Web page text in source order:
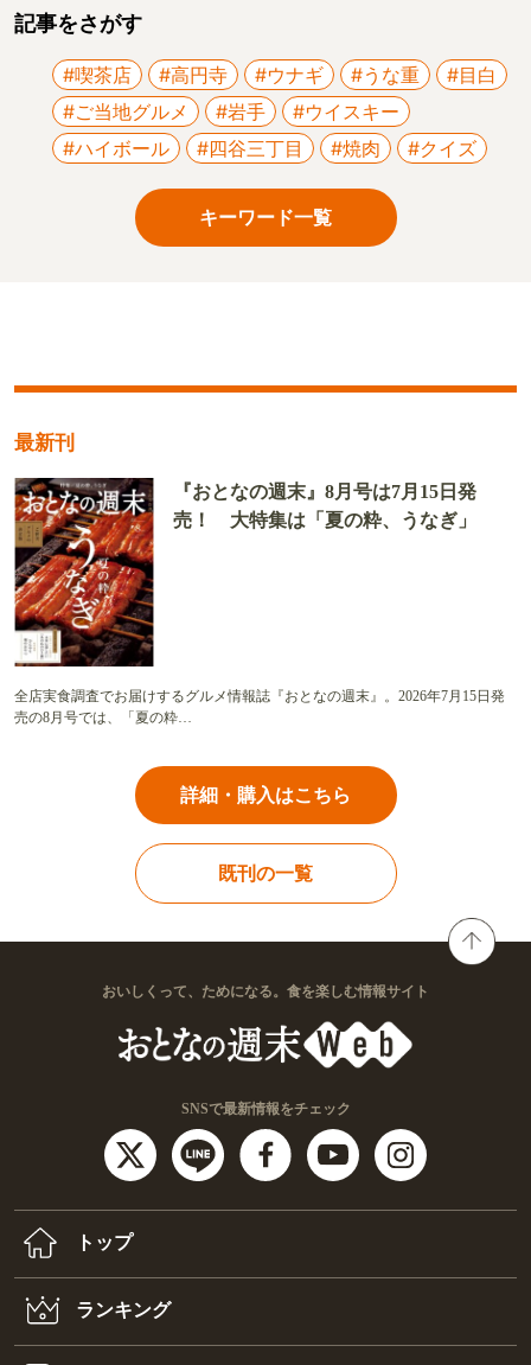
記事をさがす
#喫茶店 #高円寺 #ウナギ #うな重
#目白
#ご当地グルメ
#岩手
#ウイスキー
#ハイボール
#四谷三丁目 #焼肉 #クイズ
キーワード一覧
最新刊
『おとなの週末』8月号は7月15日発
売！ 大特集は「夏の粋、うなぎ」
全店実食調査でお届けするグルメ情報誌『おとなの週末』。2026年7月15日発
売の8月号では、「夏の粋…
詳細・購入はこちら
既刊の一覧
おいしくって、ためになる。食を楽しむ情報サイト
SNSで最新情報をチェック
トップ
ランキング